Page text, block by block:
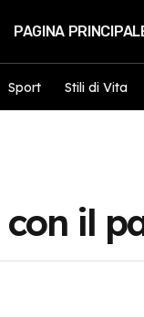
PAGINA
Sport Stili di Vita
con il